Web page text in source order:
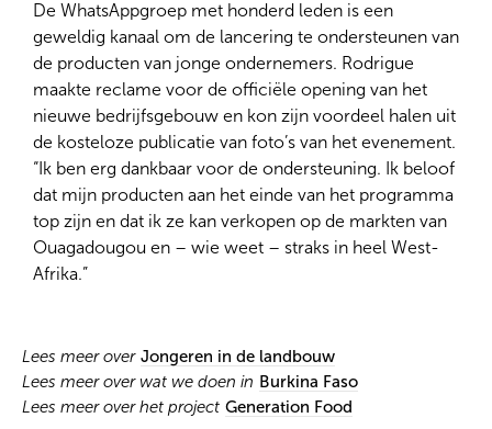
De WhatsAppgroep met honderd leden is een
geweldig kanaal om de lancering te ondersteunen van
de producten van jonge ondernemers. Rodrigue
maakte reclame voor de officiële opening van het
nieuwe bedrijfsgebouw en kon zijn voordeel halen uit
de kosteloze publicatie van foto’s van het evenement.
“Ik ben erg dankbaar voor de ondersteuning. Ik beloof
dat mijn producten aan het einde van het programma
top zijn en dat ik ze kan verkopen op de markten van
Ouagadougou en – wie weet – straks in heel West-
Afrika.”
Lees meer over Jongeren in de landbouw
Lees meer over wat we doen in Burkina Faso
Lees meer over het project Generation Food